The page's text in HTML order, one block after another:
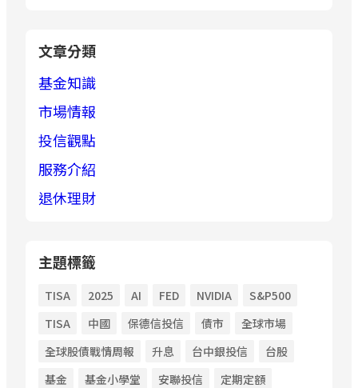
文章分類
基金知識
市場情報
投信觀點
服務介紹
退休理財
主題標籤
TISA 2025 AI FED NVIDIA
S&P500
TISA
中國 保德信投信 債市
全球市場
全球股債戰情周報
升息 台中銀投信
台股
基金
基金小學堂 安聯投信
定期定額